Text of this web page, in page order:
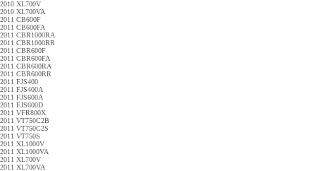
2010 XL700V
2010 XL700VA
2011 CB600F
2011 CB600FA
2011 CBR1000RA
2011 CBR1000RR
2011 CBR600F
2011 CBR600FA
2011 CBR600RA
2011 CBR600RR
2011 FJS400
2011 FJS400A
2011 FJS600A
2011 FJS600D
2011 VFR800X
2011 VT750C2B
2011 VT750C2S
2011 VT750S
2011 XL1000V
2011 XL1000VA
2011 XL700V
2011 XL700VA